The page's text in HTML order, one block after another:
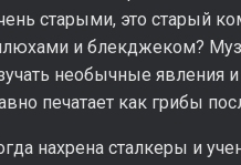
старыми, это старый
и блекджеком?
необычные явления
печатает как грибы
нахрена сталкеры и